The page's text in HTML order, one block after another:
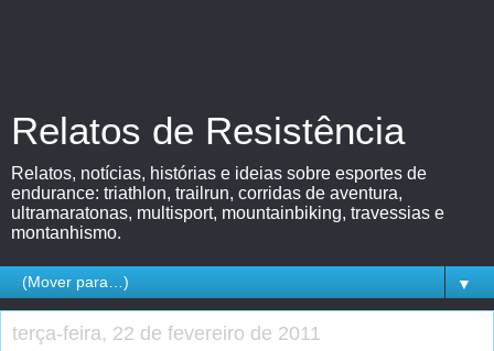
Relatos de Resistência
Relatos, notícias, histórias e ideias sobre esportes de
endurance: triathlon, trailrun, corridas de aventura,
ultramaratonas, multisport, mountainbiking, travessias e
montanhismo.
▼
terça-feira, 22 de fevereiro de 2011